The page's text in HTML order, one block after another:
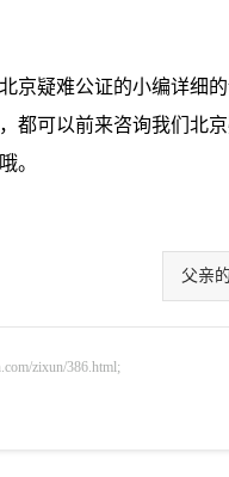
疑难公证的小编详细的
都可以前来咨询我们北
。
zixun/386.html;